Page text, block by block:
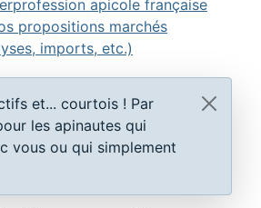
apicole française
propositions marchés
imports, etc.)
et... courtois ! Par
les apinautes qui
vous ou qui simplement